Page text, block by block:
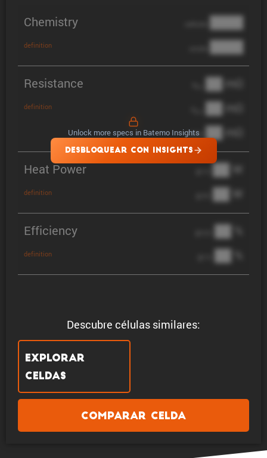
Descubre células similares:
Explorar
celdas
Comparar celda
Chemistry
definition
████
████
Resistance
definition
██ mΩ
██ mΩ
DCIR ██ mΩ
Heat Power
definition
██ W
██ W
Efficiency
definition
██ %
██ %
Unlock more specs in Batemo Insights
DESBLOQUEAR CON INSIGHTS